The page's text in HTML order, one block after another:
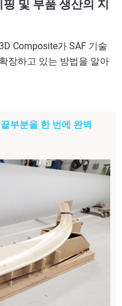
및 부품 생산의 지
Composite가 SAF 기술
장하고 있는 방법을 알아
부분을 한 번에 완벽